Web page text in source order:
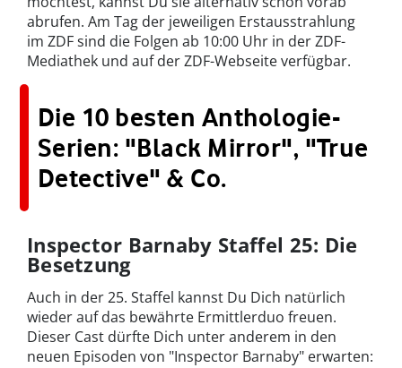
abrufen. Am Tag der jeweiligen Erstausstrahlung
im ZDF sind die Folgen ab 10:00 Uhr in der ZDF-
Mediathek und auf der ZDF-Webseite verfügbar.
Die 10 besten Anthologie-
Serien: "Black Mirror", "True
Detective" & Co.
Inspector Barnaby Staffel 25: Die
Besetzung
Auch in der 25. Staffel kannst Du Dich natürlich
wieder auf das bewährte Ermittlerduo freuen.
Dieser Cast dürfte Dich unter anderem in den
neuen Episoden von "Inspector Barnaby" erwarten: